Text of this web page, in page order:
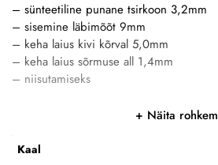
– sünteetiline punane tsirkoon 3,2mm
– sisemine läbimõõt 9mm
– keha laius kivi kõrval 5,0mm
– keha laius sõrmuse all 1,4mm
– niisutamiseks
Näita rohkem
Kaal